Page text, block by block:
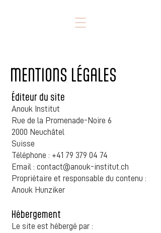
MENTIONS LÉGALES
Éditeur du site
Anouk Institut
Rue de la Promenade-Noire 6
2000 Neuchâtel
Suisse
Téléphone : +41 79 379 04 74
Email : contact@anouk-institut.ch
Propriétaire et responsable du contenu :
Anouk Hunziker
Hébergement
Le site est hébergé par :